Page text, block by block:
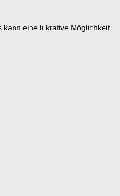
eine lukrative Möglichkeit